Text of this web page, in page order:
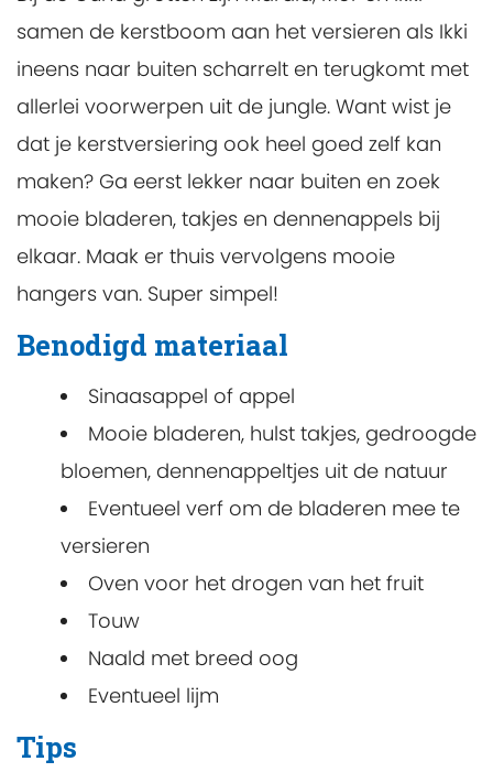
samen de kerstboom aan het versieren als Ikki
ineens naar buiten scharrelt en terugkomt met
allerlei voorwerpen uit de jungle. Want wist je
dat je kerstversiering ook heel goed zelf kan
maken? Ga eerst lekker naar buiten en zoek
mooie bladeren, takjes en dennenappels bij
elkaar. Maak er thuis vervolgens mooie
hangers van. Super simpel!
Benodigd materiaal
Sinaasappel of appel
Mooie bladeren, hulst takjes, gedroogde
bloemen, dennenappeltjes uit de natuur
Eventueel verf om de bladeren mee te
versieren
Oven voor het drogen van het fruit
Touw
Naald met breed oog
Eventueel lijm
Tips